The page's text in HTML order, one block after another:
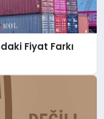
Fiyat Farkı